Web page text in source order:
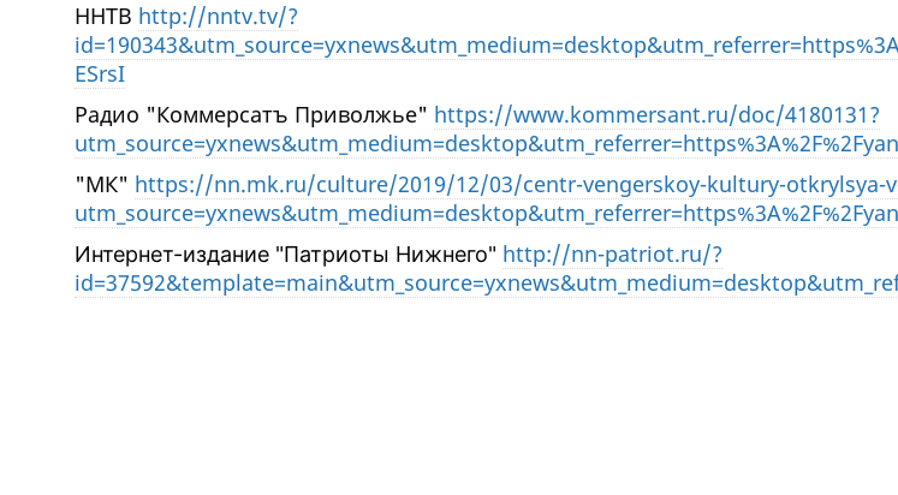
ННТВ http://nntv.tv/?
ESrsI
Радио "Коммерсатъ Приволжье" https://www.kommersant.ru/doc/4180131?
"МК" https://nn.mk.ru/culture/2019/12/03/centr-vengerskoy-kultury-otkrylsya-
Интернет-издание "Патриоты Нижнего" http://nn-patriot.ru/?